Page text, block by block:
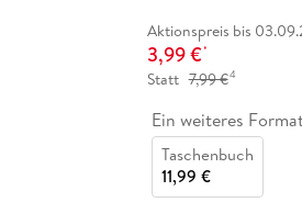
Aktionspreis bis
3,99 €*
Statt 7,99 €4
Ein weiteres
Taschenbuch
11,99 €